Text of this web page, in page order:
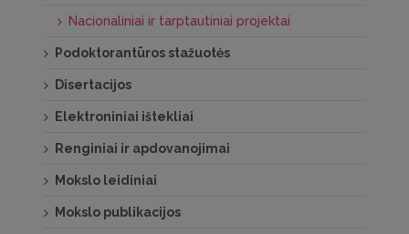
Nacionaliniai ir tarptautiniai projektai
Podoktorantūros stažuotės
Disertacijos
Elektroniniai ištekliai
Renginiai ir apdovanojimai
Mokslo leidiniai
Mokslo publikacijos